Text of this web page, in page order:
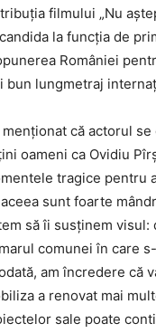
filmului „Nu
la funcția de
României
bun lungmetraj
menționat că actorul
oameni ca Ovidiu
tragice pentru
sunt foarte
să îi susţinem visul:
comunei în care
am încredere că
a renovat mai
sale poate